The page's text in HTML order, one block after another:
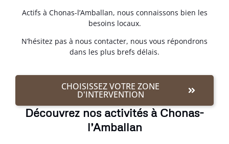
Actifs à Chonas-l’Amballan, nous connaissons bien les
besoins locaux.
N’hésitez pas à nous contacter, nous vous répondrons
dans les plus brefs délais.
CHOISISSEZ VOTRE ZONE
D'INTERVENTION
Découvrez nos activités à Chonas-
l’Amballan